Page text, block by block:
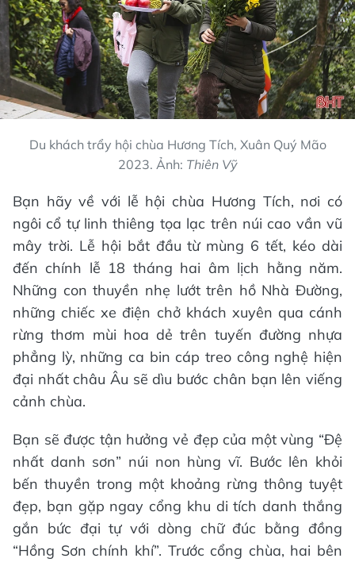
Du khách trẩy hội chùa Hương Tích, Xuân Quý Mão
2023. Ảnh: Thiên Vỹ
Bạn hãy về với lễ hội chùa Hương Tích, nơi có
ngôi cổ tự linh thiêng tọa lạc trên núi cao vần vũ
mây trời. Lễ hội bắt đầu từ mùng 6 tết, kéo dài
đến chính lễ 18 tháng hai âm lịch hằng năm.
Những con thuyền nhẹ lướt trên hồ Nhà Đường,
những chiếc xe điện chở khách xuyên qua cánh
rừng thơm mùi hoa dẻ trên tuyến đường nhựa
phẳng lỳ, những ca bin cáp treo công nghệ hiện
đại nhất châu Âu sẽ dìu bước chân bạn lên viếng
cảnh chùa.
Bạn sẽ được tận hưởng vẻ đẹp của một vùng “Đệ
nhất danh sơn” núi non hùng vĩ. Bước lên khỏi
bến thuyền trong một khoảng rừng thông tuyệt
đẹp, bạn gặp ngay cổng khu di tích danh thắng
gắn bức đại tự với dòng chữ đúc bằng đồng
“Hồng Sơn chính khí”. Trước cổng chùa, hai bên